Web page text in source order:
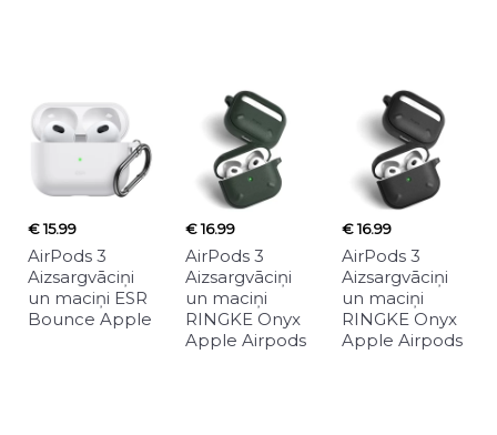
€ 15.99
AirPods 3
Aizsargvāciņi
un maciņi ESR
Bounce Apple
€ 16.99
AirPods 3
Aizsargvāciņi
un maciņi
RINGKE Onyx
Apple Airpods
€ 16.99
AirPods 3
Aizsargvāciņi
un maciņi
RINGKE Onyx
Apple Airpods